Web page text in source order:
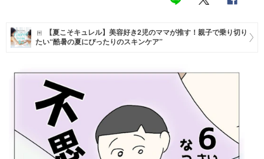
住まい
トレンド・イベント
【夏こそキュレル】美容好き2児のママが推す！親子で乗り切り
たい“酷暑の夏にぴったりのスキンケア”